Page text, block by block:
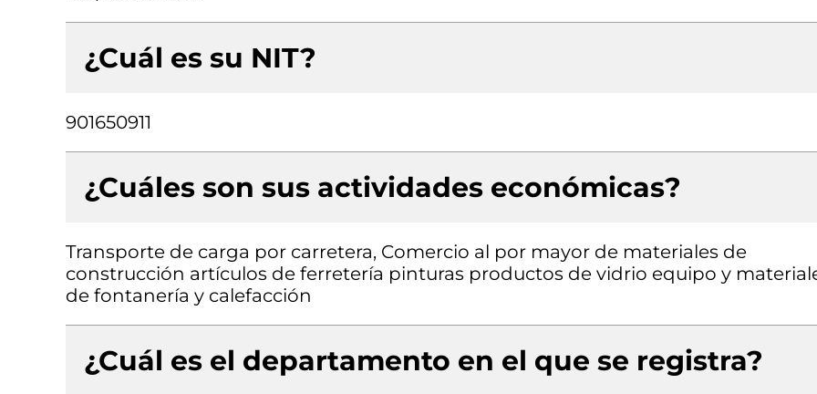
¿Cuál es su NIT?
901650911
¿Cuáles son sus actividades económicas?
Transporte de carga por carretera, Comercio al por mayor de materiales de
construcción artículos de ferretería pinturas productos de vidrio equipo y
de fontanería y calefacción
¿Cuál es el departamento en el que se registra?